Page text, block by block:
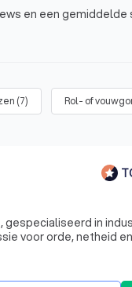
en een gemiddelde
(7) Rol- of
in
voor orde, netheid
in de